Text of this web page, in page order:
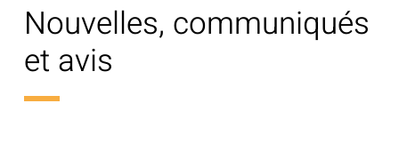
Nouvelles, communiqués
et avis